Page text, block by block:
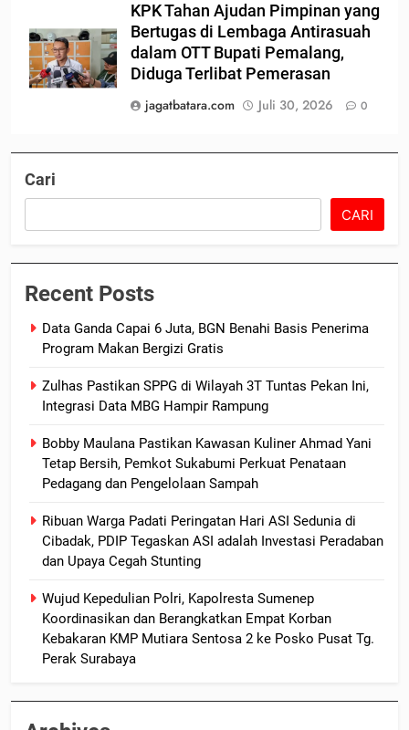
KPK Tahan Ajudan Pimpinan yang
Bertugas di Lembaga Antirasuah
dalam OTT Bupati Pemalang,
Diduga Terlibat Pemerasan
jagatbatara.com
Juli 30, 2026 0
Cari
CARI
Recent Posts
Data Ganda Capai 6 Juta, BGN Benahi Basis Penerima
Program Makan Bergizi Gratis
Zulhas Pastikan SPPG di Wilayah 3T Tuntas Pekan Ini,
Integrasi Data MBG Hampir Rampung
Bobby Maulana Pastikan Kawasan Kuliner Ahmad Yani
Tetap Bersih, Pemkot Sukabumi Perkuat Penataan
Pedagang dan Pengelolaan Sampah
Ribuan Warga Padati Peringatan Hari ASI Sedunia di
Cibadak, PDIP Tegaskan ASI adalah Investasi Peradaban
dan Upaya Cegah Stunting
Wujud Kepedulian Polri, Kapolresta Sumenep
Koordinasikan dan Berangkatkan Empat Korban
Kebakaran KMP Mutiara Sentosa 2 ke Posko Pusat Tg.
Perak Surabaya